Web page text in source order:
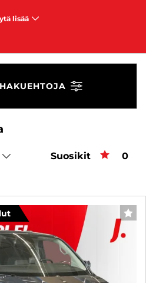
lisää
Suosikit 0